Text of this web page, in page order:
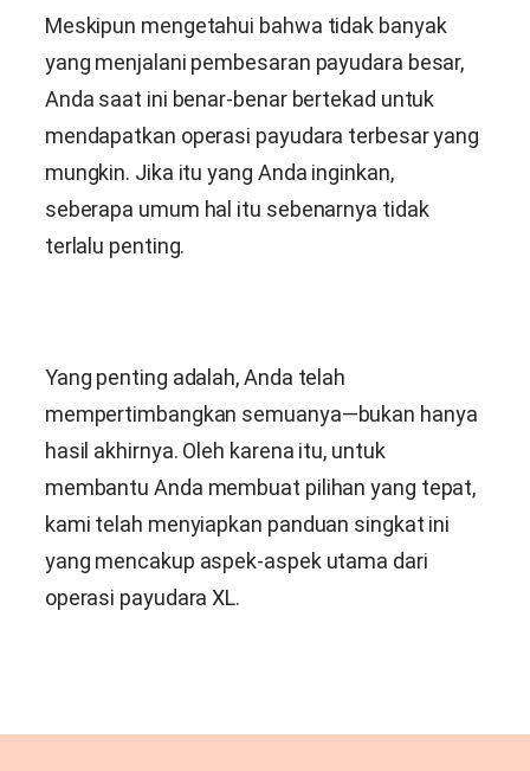
Meskipun mengetahui bahwa tidak banyak
yang menjalani pembesaran payudara besar,
Anda saat ini benar-benar bertekad untuk
mendapatkan operasi payudara terbesar yang
mungkin. Jika itu yang Anda inginkan,
seberapa umum hal itu sebenarnya tidak
terlalu penting.
Yang penting adalah, Anda telah
mempertimbangkan semuanya—bukan hanya
hasil akhirnya. Oleh karena itu, untuk
membantu Anda membuat pilihan yang tepat,
kami telah menyiapkan panduan singkat ini
yang mencakup aspek-aspek utama dari
operasi payudara XL.